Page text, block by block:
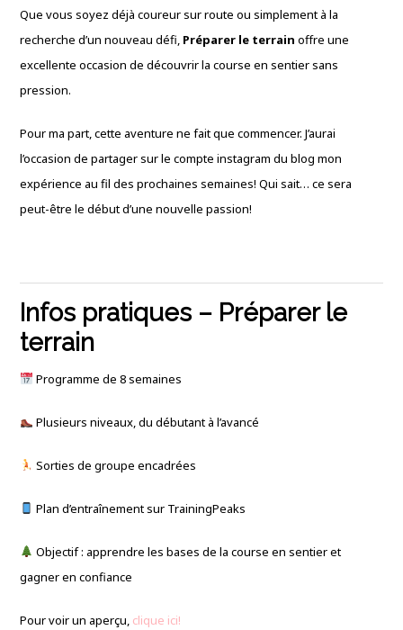
Que vous soyez déjà coureur sur route ou simplement à la
recherche d’un nouveau défi, Préparer le terrain offre une
excellente occasion de découvrir la course en sentier sans
pression.
Pour ma part, cette aventure ne fait que commencer. J’aurai
l’occasion de partager sur le compte instagram du blog mon
expérience au fil des prochaines semaines! Qui sait… ce sera
peut-être le début d’une nouvelle passion!
Infos pratiques – Préparer le
terrain
Programme de 8 semaines
Plusieurs niveaux, du débutant à l’avancé
Sorties de groupe encadrées
Plan d’entraînement sur TrainingPeaks
Objectif : apprendre les bases de la course en sentier et
gagner en confiance
Pour voir un aperçu, clique ici!